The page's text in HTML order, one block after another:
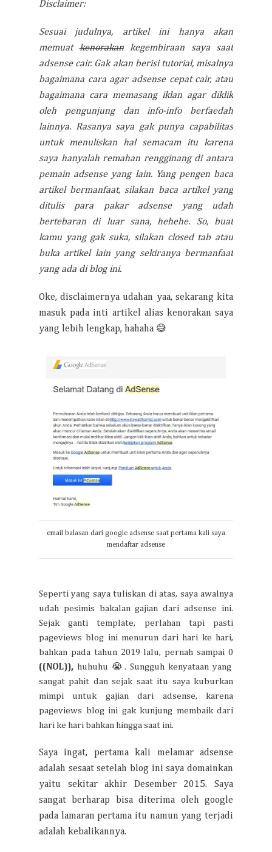
Disclaimer:
Sesuai judulnya, artikel ini hanya akan
memuatkenorakankegembiraan saya saat
adsense cair. Gak akan berisi tutorial, misalnya
bagaimana cara agar adsense cepat cair, atau
bagaimana cara memasang iklan agar diklik
oleh pengunjung dan info-info berfaedah
lainnya. Rasanya saya gak punya capabilitas
untuk menuliskan hal semacam itu karena
saya hanyalah remahan rengginang di antara
pemain adsense yang lain. Yang pengen baca
artikel bermanfaat, silakan baca artikel yang
ditulis para pakar adsense yang udah
bertebaran di luar sana, hehehe. So, buat
kamu yang gak suka, silakan closed tab atau
buka artikel lain yang sekiranya bermanfaat
yang ada di blog ini.
Oke, disclaimernya udahan yaa, sekarang kita
masuk pada inti artikel alias kenorakan saya
yang lebih lengkap, hahaha 😅
email balasan dari google adsense saat pertama kali saya
mendaftar adsense
Seperti yang saya tuliskan di atas, saya awalnya
udah pesimis bakalan gajian dari adsense ini.
Sejak ganti template, perlahan tapi pasti
pageviews blog ini menurun dari hari ke hari,
bahkan pada tahun 2019 lalu, pernah sampai 0
((NOL)), huhuhu 😭. Sungguh kenyataan yang
sangat pahit dan sejak saat itu saya kuburkan
mimpi untuk gajian dari adsense, karena
pageviews blog ini gak kunjung membaik dari
hari ke hari bahkan hingga saat ini.
Saya ingat, pertama kali melamar adsense
adalah sesaat setelah blog ini saya domainkan
yaitu sekitar akhir Desember 2015. Saya
sangat berharap bisa diterima oleh google
pada lamaran pertama itu namun yang terjadi
adalah kebalikannya.